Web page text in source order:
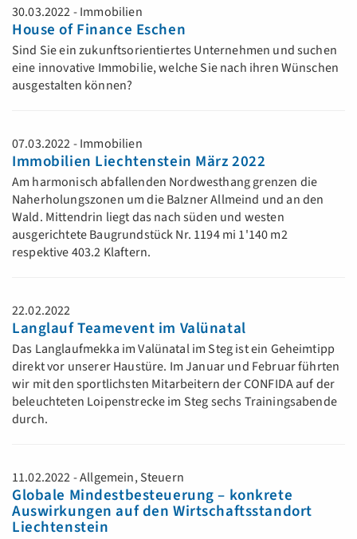
30.03.2022 - Immobilien
House of Finance Eschen
Sind Sie ein zukunftsorientiertes Unternehmen und suchen
eine innovative Immobilie, welche Sie nach ihren Wünschen
ausgestalten können?
07.03.2022 - Immobilien
Immobilien Liechtenstein März 2022
Am harmonisch abfallenden Nordwesthang grenzen die
Naherholungszonen um die Balzner Allmeind und an den
Wald. Mittendrin liegt das nach süden und westen
ausgerichtete Baugrundstück Nr. 1194 mi 1'140 m2
respektive 403.2 Klaftern.
22.02.2022
Langlauf Teamevent im Valünatal
Das Langlaufmekka im Valünatal im Steg ist ein Geheimtipp
direkt vor unserer Haustüre. Im Januar und Februar führten
wir mit den sportlichsten Mitarbeitern der CONFIDA auf der
beleuchteten Loipenstrecke im Steg sechs Trainingsabende
durch.
11.02.2022 - Allgemein, Steuern
Globale Mindestbesteuerung – konkrete
Auswirkungen auf den Wirtschaftsstandort
Liechtenstein